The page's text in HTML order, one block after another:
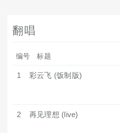
翻唱
编号 标题
1 彩云飞 (饭制版)
2 再见理想 (live)